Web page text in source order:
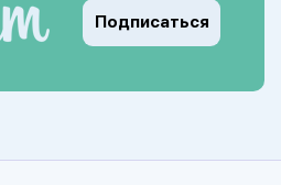
Подписаться